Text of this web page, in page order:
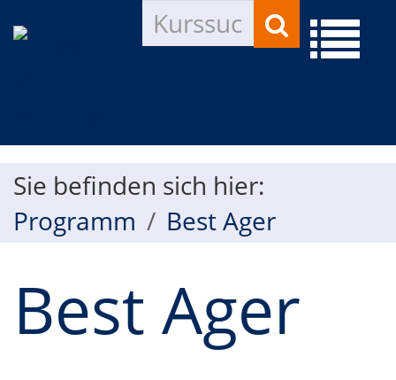
Menü
Kurse
suchen
Sie befinden sich hier:
Programm
Best Ager
Best Ager